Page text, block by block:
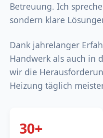
Betreuung. Ich
sondern klare
Dank jahrelanger
Handwerk als auch in
wir die
Heizung täglich
30+